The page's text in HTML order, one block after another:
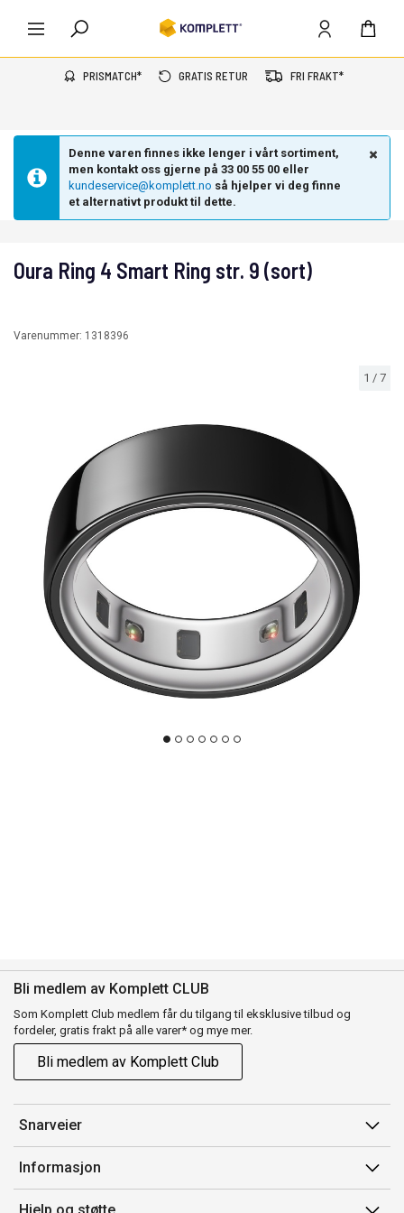
PRISMATCH* GRATIS RETUR FRI FRAKT*
Denne varen finnes ikke lenger i vårt sortiment,
men kontakt oss gjerne på 33 00 55 00 eller
kundeservice@komplett.no så hjelper vi deg finne
et alternativt produkt til dette.
1 / 7
Oura Ring 4 Smart Ring str. 9 (sort)
Varenummer: 1318396
Bli medlem av Komplett CLUB
Som Komplett Club medlem får du tilgang til eksklusive tilbud og
fordeler, gratis frakt på alle varer* og mye mer.
Bli medlem av Komplett Club
Snarveier
Min side
Ordreoversikt
Informasjon
Salgsbetingelser